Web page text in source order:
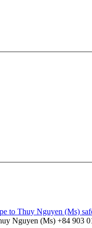
+84 903